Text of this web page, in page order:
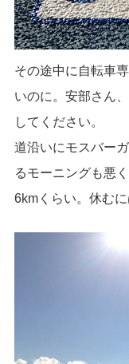
その途中に自転車
いのに。安部さん
してください。
道沿いにモスバー
るモーニングも悪
6kmくらい。休む